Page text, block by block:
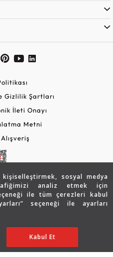
sosyal medya
analiz etmek için
ile tüm çerezleri kabul
seçeneği ile ayarları
Ayarları Düzenle
Kabul Et
SATIN ALIN
Gizlilik Şartları
İleti Onayı
Metni
- Bu sitenin tüm hakları